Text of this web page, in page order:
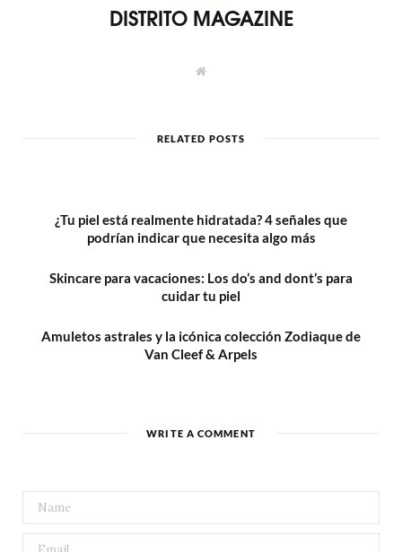
DISTRITO MAGAZINE
W
e
RELATED POSTS
¿Tu piel está realmente hidratada? 4 señales que
podrían indicar que necesita algo más
Skincare para vacaciones: Los do’s and dont’s para
cuidar tu piel
Amuletos astrales y la icónica colección Zodiaque de
Van Cleef & Arpels
WRITE A COMMENT